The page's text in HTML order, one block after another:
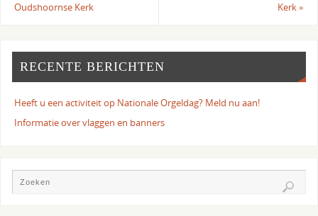
Oudshoornse Kerk
Kerk»
RECENTE BERICHTEN
Heeft u een activiteit op Nationale Orgeldag? Meld nu aan!
Informatie over vlaggen en banners